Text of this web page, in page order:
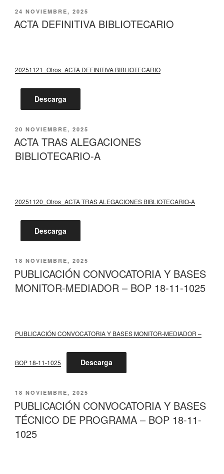
PUBLICADO
EL
24 NOVIEMBRE, 2025
ACTA DEFINITIVA BIBLIOTECARIO
20251121_Otros_ACTA DEFINITIVA BIBLIOTECARIO
Descarga
PUBLICADO
EL
20 NOVIEMBRE, 2025
ACTA TRAS ALEGACIONES
BIBLIOTECARIO-A
20251120_Otros_ACTA TRAS ALEGACIONES BIBLIOTECARIO-A
Descarga
PUBLICADO
EL
18 NOVIEMBRE, 2025
PUBLICACIÓN CONVOCATORIA Y BASES
MONITOR-MEDIADOR – BOP 18-11-1025
PUBLICACIÓN CONVOCATORIA Y BASES MONITOR-MEDIADOR –
BOP 18-11-1025 Descarga
PUBLICADO
EL
18 NOVIEMBRE, 2025
PUBLICACIÓN CONVOCATORIA Y BASES
TÉCNICO DE PROGRAMA – BOP 18-11-
1025